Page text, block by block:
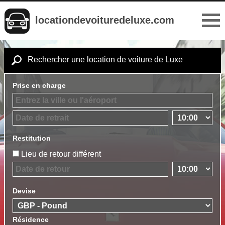
locationdevoituredeluxe.com
Rechercher une location de voiture de Luxe
Prise en charge
Restitution
Lieu de retour différent
Devise
Résidence